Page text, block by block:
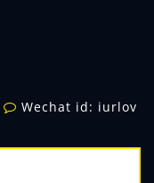
Wechat id: iurlov